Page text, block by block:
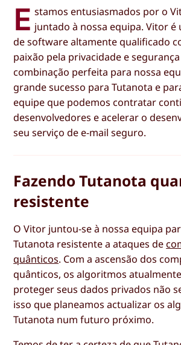
E stamos entusiasmados por o
juntado à nossa equipa. Vitor é
de software altamente qualificado
paixão pela privacidade e
combinação perfeita para nossa
grande sucesso para Tutanota e
equipe que podemos contratar
desenvolvedores e acelerar o
seu serviço de e-mail seguro.
Fazendo Tutanota
resistente
O Vitor juntou-se à nossa equipa
Tutanota resistente a ataques de
quânticos. Com a ascensão dos
quânticos, os algoritmos
proteger seus dados privados não
isso que planeamos actualizar os
Tutanota num futuro próximo.